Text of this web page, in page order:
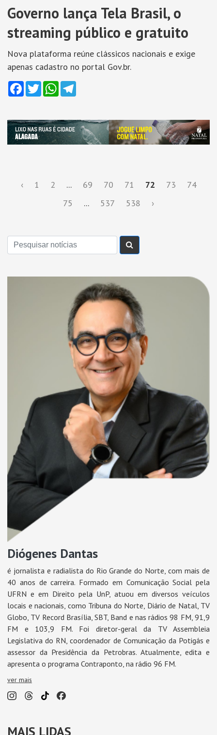
Governo lança Tela Brasil, o
streaming público e gratuito
Nova plataforma reúne clássicos nacionais e exige
apenas cadastro no portal Gov.br.
Facebook
TwitterWhatsApp
‹ 1 2 ... 69 70 71 72 73
74
75
... 537 538 ›
Buscar
Diógenes Dantas
é jornalista e radialista do Rio Grande do Norte, com mais de
40 anos de carreira. Formado em Comunicação Social pela
UFRN e em Direito pela UnP, atuou em diversos veículos
locais e nacionais, como Tribuna do Norte, Diário de Natal, TV
Globo, TV Record Brasília, SBT, Band e nas rádios 98 FM, 91,9
FM e 103,9 FM. Foi diretor-geral da TV Assembleia
Legislativa do RN, coordenador de Comunicação da Potigás e
assessor da Presidência da Petrobras. Atualmente, edita e
apresenta o programa Contraponto, na rádio 96 FM.
ver mais
MAIS LIDAS